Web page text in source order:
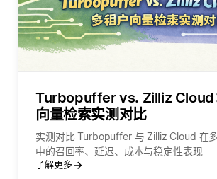
Turbopuffer vs. Zilliz Cloud
向量检索实测对比
实测对比 Turbopuffer 与 Zilliz Cloud 在
中的召回率、延迟、成本与稳定性表现
了解更多